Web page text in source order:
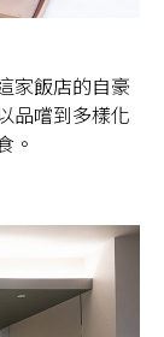
家飯店的自豪
品嚐到多樣化
。